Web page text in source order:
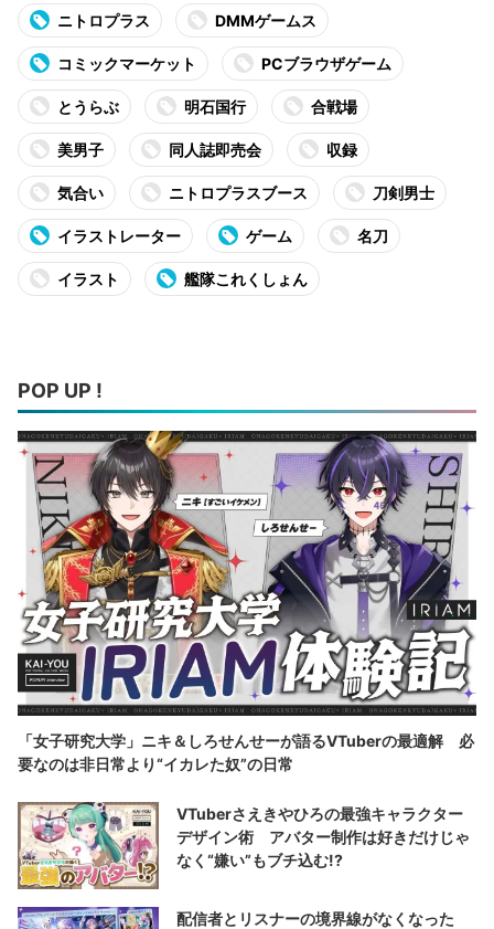
ニトロプラス DMMゲームス
コミックマーケット PCブラウザゲーム
とうらぶ 明石国行 合戦場
美男子 同人誌即売会 収録
気合い ニトロプラスブース 刀剣男士
イラストレーター ゲーム 名刀
イラスト 艦隊これくしょん
POP UP !
「女子研究大学」ニキ＆しろせんせーが語るVTuberの最適解 必
要なのは非日常より“イカレた奴”の日常
VTuberさえきやひろの最強キャラクター
デザイン術 アバター制作は好きだけじゃ
なく“嫌い”もブチ込む!?
配信者とリスナーの境界線がなくなった